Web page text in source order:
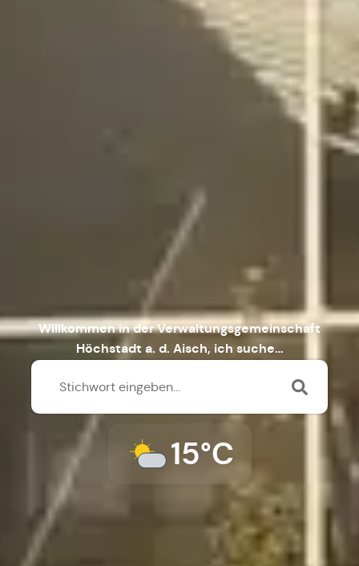
Willkommen in der Verwaltungsgemeinschaft
Höchstadt a. d. Aisch, ich suche…
15°C